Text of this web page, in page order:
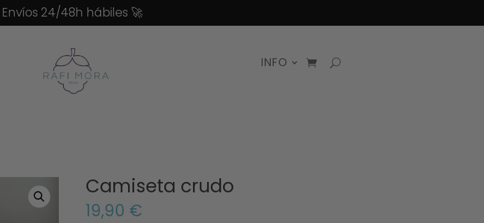
Envíos 24/48h hábiles 🚀
INFO
Camiseta crudo
19,90 €